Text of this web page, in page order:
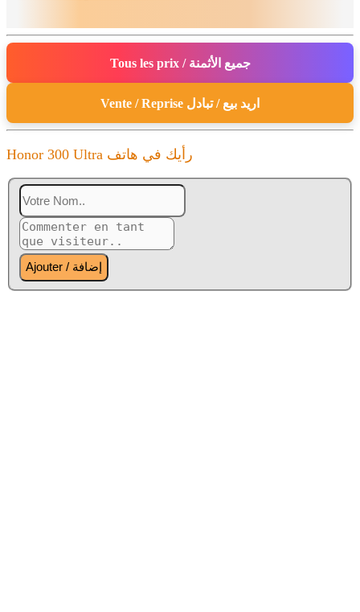
Tous les prix / جميع الأثمنة
Vente / Reprise اريد بيع / تبادل
Honor 300 Ultra رأيك في هاتف